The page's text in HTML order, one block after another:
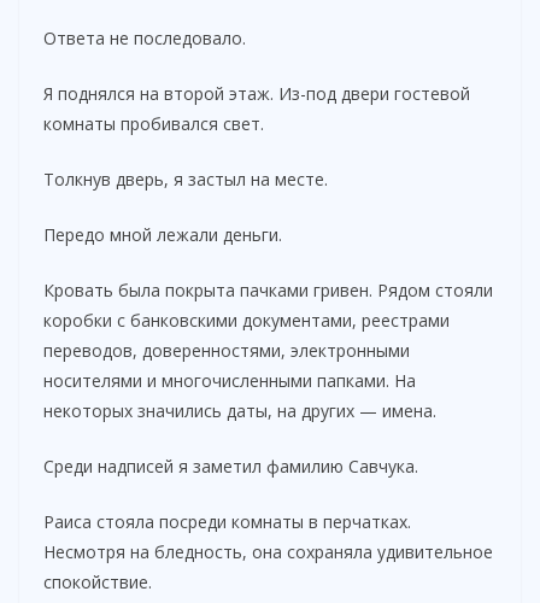
Ответа не последовало.
Я поднялся на второй этаж. Из-под двери гостевой
комнаты пробивался свет.
Толкнув дверь, я застыл на месте.
Передо мной лежали деньги.
Кровать была покрыта пачками гривен. Рядом стояли
коробки с банковскими документами, реестрами
переводов, доверенностями, электронными
носителями и многочисленными папками. На
некоторых значились даты, на других — имена.
Среди надписей я заметил фамилию Савчука.
Раиса стояла посреди комнаты в перчатках.
Несмотря на бледность, она сохраняла удивительное
спокойствие.